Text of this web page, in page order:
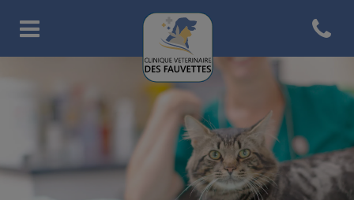
Page d'accueil de Clinique des
Open